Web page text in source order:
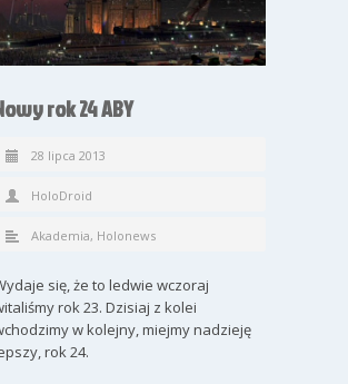
rok 24 ABY
28 lipca 2013
HoloDroid
Akademia, Holonews
się, że to ledwie wczoraj
rok 23. Dzisiaj z kolei
w kolejny, miejmy nadzieję
rok 24.